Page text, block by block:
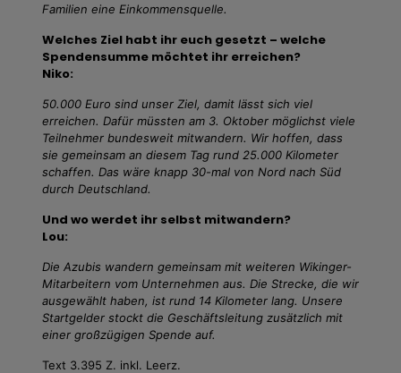
Familien eine Einkommensquelle.
Welches Ziel habt ihr euch gesetzt – welche
Spendensumme möchtet ihr erreichen?
Niko:
50.000 Euro sind unser Ziel, damit lässt sich viel
erreichen. Dafür müssten am 3. Oktober möglichst viele
Teilnehmer bundesweit mitwandern. Wir hoffen, dass
sie gemeinsam an diesem Tag rund 25.000 Kilometer
schaffen. Das wäre knapp 30-mal von Nord nach Süd
durch Deutschland.
Und wo werdet ihr selbst mitwandern?
Lou:
Die Azubis wandern gemeinsam mit weiteren Wikinger-
Mitarbeitern vom Unternehmen aus. Die Strecke, die wir
ausgewählt haben, ist rund 14 Kilometer lang. Unsere
Startgelder stockt die Geschäftsleitung zusätzlich mit
einer großzügigen Spende auf.
Text 3.395 Z. inkl. Leerz.